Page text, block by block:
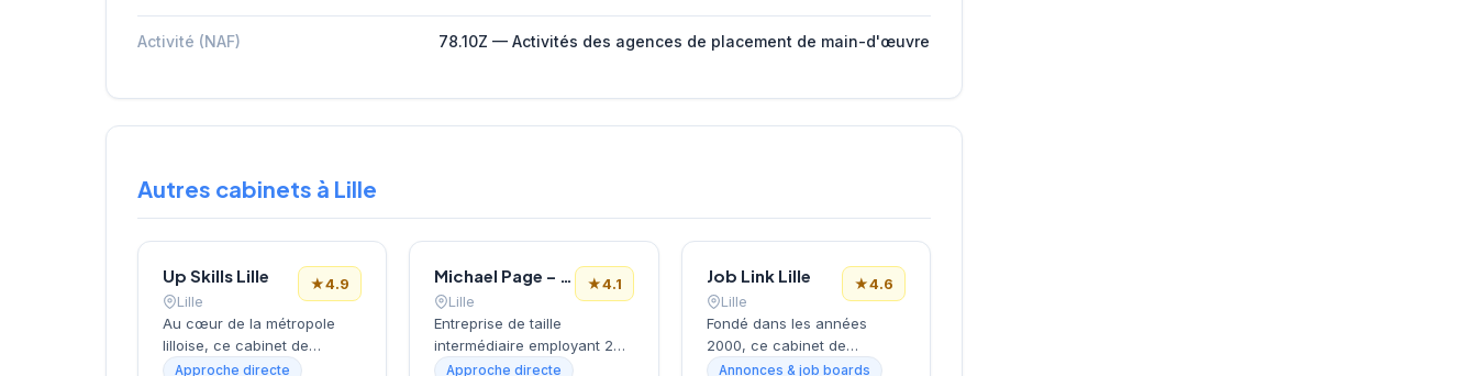
Activité (NAF) 78.10Z — Activités des agences de placement de main-d'œuvre
Autres cabinets à Lille
Up Skills Lille
Lille
★4.9
Au cœur de la métropole
lilloise, ce cabinet de
recrutement développe ses
Approche directe
Michael Page – Cabinet de Recrutement Lille
Lille
★4.1
Entreprise de taille
intermédiaire employant 20
à 49 salariés, Michael Page
Approche directe
Job Link Lille
Lille
★4.6
Fondé dans les années
2000, ce cabinet de
recrutement lillois s'est
Annonces & job boards